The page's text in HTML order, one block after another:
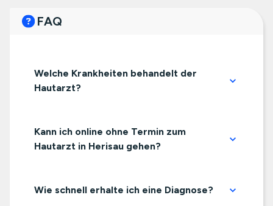
FAQ
Welche Krankheiten behandelt der
Hautarzt?
Kann ich online ohne Termin zum
Hautarzt in Herisau gehen?
Wie schnell erhalte ich eine Diagnose?